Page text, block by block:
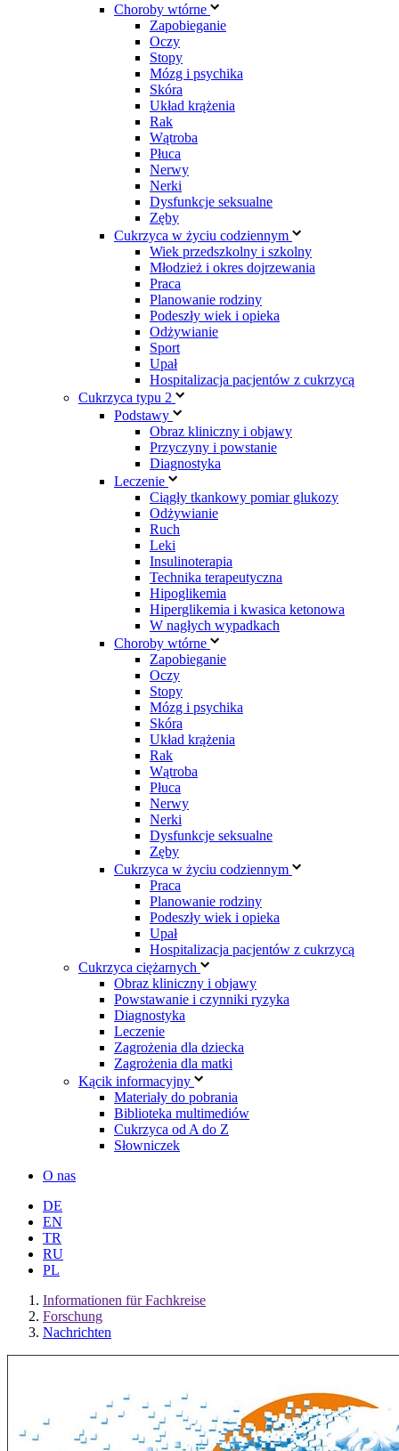
Choroby wtórne
Zapobieganie
Oczy
Stopy
Mózg i psychika
Skóra
Układ krążenia
Rak
Wątroba
Płuca
Nerwy
Nerki
Dysfunkcje seksualne
Zęby
Cukrzyca w życiu codziennym
Wiek przedszkolny i szkolny
Młodzież i okres dojrzewania
Praca
Planowanie rodziny
Podeszły wiek i opieka
Odżywianie
Sport
Upał
Hospitalizacja pacjentów z cukrzycą
Cukrzyca typu 2
Podstawy
Obraz kliniczny i objawy
Przyczyny i powstanie
Diagnostyka
Leczenie
Ciągły tkankowy pomiar glukozy
Odżywianie
Ruch
Leki
Insulinoterapia
Technika terapeutyczna
Hipoglikemia
Hiperglikemia i kwasica ketonowa
W nagłych wypadkach
Choroby wtórne
Zapobieganie
Oczy
Stopy
Mózg i psychika
Skóra
Układ krążenia
Rak
Wątroba
Płuca
Nerwy
Nerki
Dysfunkcje seksualne
Zęby
Cukrzyca w życiu codziennym
Praca
Planowanie rodziny
Podeszły wiek i opieka
Upał
Hospitalizacja pacjentów z cukrzycą
Cukrzyca ciężarnych
Obraz kliniczny i objawy
Powstawanie i czynniki ryzyka
Diagnostyka
Leczenie
Zagrożenia dla dziecka
Zagrożenia dla matki
Kącik informacyjny
Materiały do pobrania
Biblioteka multimediów
Cukrzyca od A do Z
Słowniczek
O nas
DE
EN
TR
RU
PL
Informationen für Fachkreise
Forschung
Nachrichten